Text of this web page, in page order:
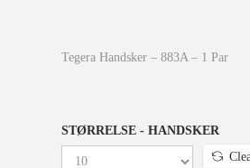
Tegera Handsker – 883A – 1 Par
STØRRELSE - HANDSKER